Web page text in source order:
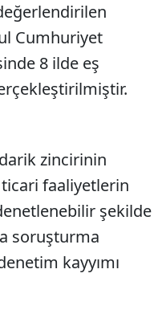
Cumhuriyet
8 ilde eş
zincirinin
faaliyetlerin
şekilde
soruşturma
kayyımı